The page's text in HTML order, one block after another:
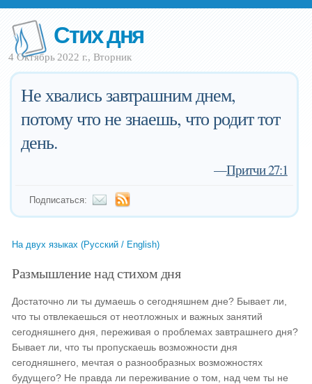
Стих дня
4 Октябрь 2022 г., Вторник
Не хвались завтрашним днем,
потому что не знаешь, что родит тот
день.
—Притчи 27:1
Подписаться:
На двух языках (Русский / English)
Размышление над стихом дня
Достаточно ли ты думаешь о сегодняшнем дне? Бывает ли,
что ты отвлекаешься от неотложных и важных занятий
сегодняшнего дня, переживая о проблемах завтрашнего дня?
Бывает ли, что ты пропускаешь возможности дня
сегодняшнего, мечтая о разнообразных возможностях
будущего? Не правда ли переживание о том, над чем ты не